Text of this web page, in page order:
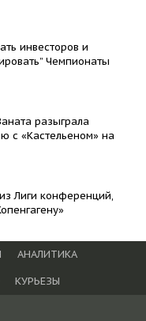
инвесторов и
Чемпионаты
разыграла
с «Кастельеном» на
Лиги конференций,
АНАЛИТИКА
КУРЬЕЗЫ